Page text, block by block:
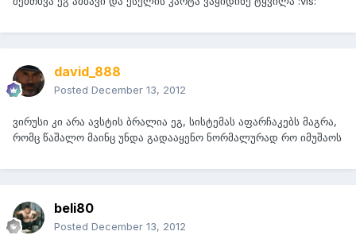
david_888
Posted December 13, 2012
ვირუსი კი არა ავსტის ბრალია ეგ, სისტემას აფარჩაკებს მაგრა,
რომც წაშალო მაინც უნდა გადააყენო ნორმალურად რო იმუშაოს
beli80
Posted December 13, 2012